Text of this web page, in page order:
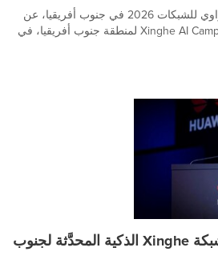
كشفت هواوي، خلال قمة هواوي للشبكات 2026 في جنوب أفريقيا، عن
النسخة المطورة من حل Xinghe AI Campus لمنطقة جنوب أفريقيا، في
Huawei تكشف عن شبكة Xinghe الذكية المحدَّثة لجنوب